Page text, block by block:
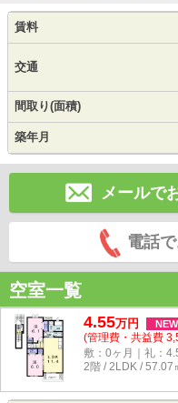
賃料
交通
間取り(面積)
築年月
メールで
電話
空室一覧
4.55万円 NEW
(管理費・共益費
敷：0ヶ月｜礼：
2階 / 2LDK / 57.07